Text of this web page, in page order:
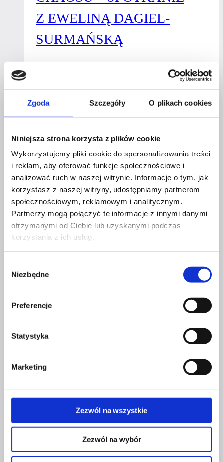
Zgoda Szczegóły O plikach cookies
Niniejsza strona korzysta z plików cookie
Wykorzystujemy pliki cookie do spersonalizowania treści
i reklam, aby oferować funkcje społecznościowe i
analizować ruch w naszej witrynie. Informacje o tym, jak
korzystasz z naszej witryny, udostępniamy partnerom
społecznościowym, reklamowym i analitycznym.
Partnerzy mogą połączyć te informacje z innymi danymi
otrzymanymi od Ciebie lub uzyskanymi podczas
korzystania z ich usług.
zgody
Niezbędne
Preferencje
Statystyka
Marketing
Zezwól na wszystkie
Zezwól na wybór
Z EWELINĄ DAGIEL-
SURMAŃSKĄ
14 stycznia
Dowiedz się więcej
Mentorka,
uwolnić
się
od biznesowego
chaosu
–
spotkanie
z Eweliną
Dagiel-
Profil facebook Czerwona
Profil instagram Czerwona
Szpilka
NUMER KONTA DO WPŁAT:
81 1090 2398 0000 0001 0191 1368
Adres
CZERWONA SZPILKA